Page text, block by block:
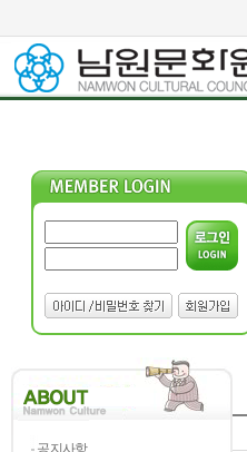
공지사항